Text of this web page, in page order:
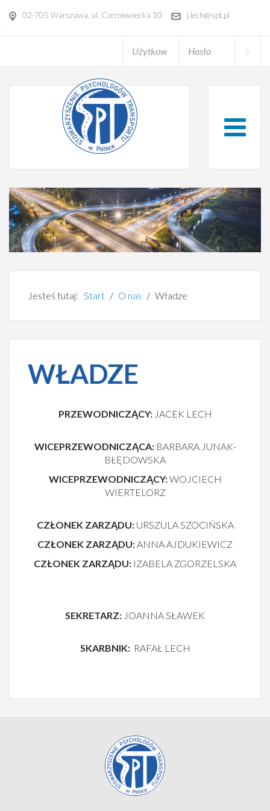
02-705 Warszawa, ul. Czerniowiecka 10 j.lech@spt.pl
Jesteś tutaj: Start O nas Władze
WŁADZE
PRZEWODNICZĄCY:JACEK LECH
WICEPRZEWODNICZĄCA:BARBARA JUNAK-
BŁĘDOWSKA
WICEPRZEWODNICZĄCY:WOJCIECH
WIERTELORZ
CZŁONEK ZARZĄDU:URSZULA SZOCIŃSKA
CZŁONEK ZARZĄDU:ANNA AJDUKIEWICZ
CZŁONEK ZARZĄDU: IZABELA ZGORZELSKA
SEKRETARZ: JOANNA SŁAWEK
SKARBNIK: RAFAŁ LECH